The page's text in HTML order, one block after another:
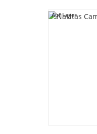
Auf Lager